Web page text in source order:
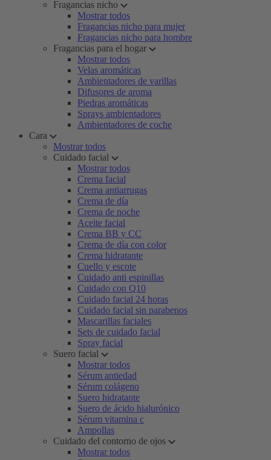
Fragancias nicho
Mostrar todos
Fragancias nicho para mujer
Fragancias nicho para hombre
Fragancias para el hogar
Mostrar todos
Velas aromáticas
Ambientadores de varillas
Difusores de aroma
Piedras aromáticas
Sprays ambientadores
Ambientadores de coche
Cara
Mostrar todos
Cuidado facial
Mostrar todos
Crema facial
Crema antiarrugas
Crema de día
Crema de noche
Aceite facial
Crema BB y CC
Crema de día con color
Crema hidratante
Cuello y escote
Cuidado anti espinillas
Cuidado con Q10
Cuidado facial 24 horas
Cuidado facial sin parabenos
Mascarillas faciales
Sets de cuidado facial
Spray facial
Suero facial
Mostrar todos
Sérum antiedad
Sérum colágeno
Suero hidratante
Suero de ácido hialurónico
Sérum vitamina c
Ampollas
Cuidado del contorno de ojos
Mostrar todos